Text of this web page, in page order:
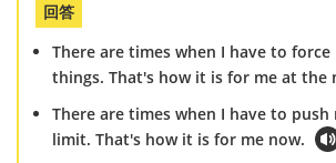
回答
There are times when I have to
things. That's how it is for me at the
There are times when I have to
limit. That's how it is for me now.